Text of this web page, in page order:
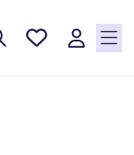
Empleos